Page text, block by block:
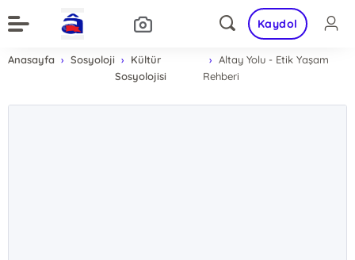
Kaydol
Anasayfa Sosyoloji
Kültür
Sosyolojisi
Altay Yolu - Etik Yaşam
Rehberi